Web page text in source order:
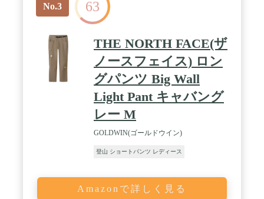
グ、釣りなど、そして日常の衣類としてもお使いい
ただけます。
No.3 63
THE NORTH FACE(ザ
ノースフェイス) ロン
グパンツ Big Wall
Light Pant キャバング
レー M
GOLDWIN(ゴールドウイン)
登山 ショートパンツ レディース
Amazonで詳しく見る